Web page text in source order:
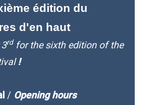
édition du
d'en haut
rdfor the sixth edition of the
!
/ Opening hours